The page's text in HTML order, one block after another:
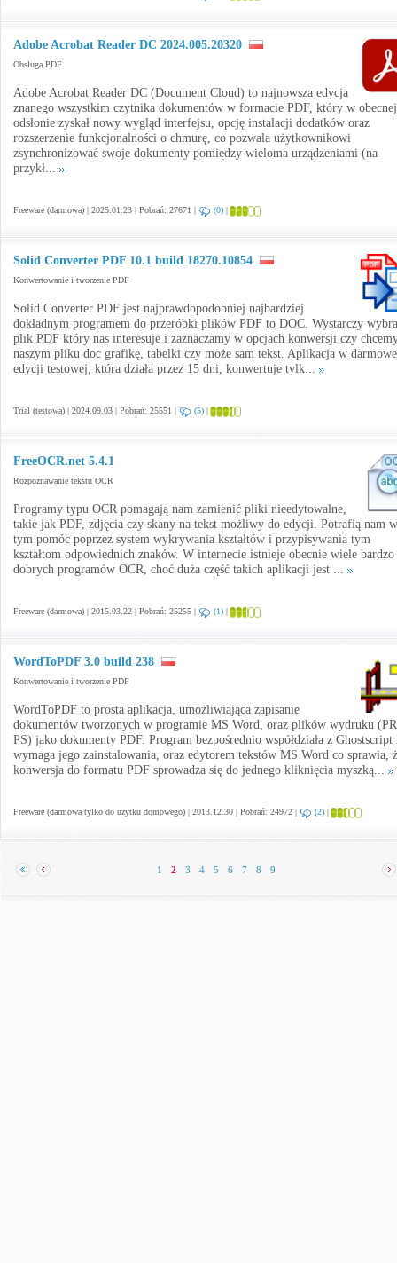
Adobe Acrobat Reader DC 2024.005.20320
Obsługa PDF
Adobe Acrobat Reader DC (Document Cloud) to najnowsza edycja
znanego wszystkim czytnika dokumentów w formacie PDF, który w obecnej
odsłonie zyskał nowy wygląd interfejsu, opcję instalacji dodatków oraz
rozszerzenie funkcjonalności o chmurę, co pozwala użytkownikowi
zsynchronizować swoje dokumenty pomiędzy wieloma urządzeniami (na
przykł...
Freeware (darmowa) | 2025.01.23 | Pobrań: 27671 | (0) |
Solid Converter PDF 10.1 build 18270.10854
Konwertowanie i tworzenie PDF
Solid Converter PDF jest najprawdopodobniej najbardziej
dokładnym programem do przeróbki plików PDF to DOC. Wystarczy
plik PDF który nas interesuje i zaznaczamy w opcjach konwersji czy
naszym pliku doc grafikę, tabelki czy może sam tekst. Aplikacja w
edycji testowej, która działa przez 15 dni, konwertuje tylk...
Trial (testowa) | 2024.09.03 | Pobrań: 25551 | (5) |
FreeOCR.net 5.4.1
Rozpoznawanie tekstu OCR
Programy typu OCR pomagają nam zamienić pliki nieedytowalne,
takie jak PDF, zdjęcia czy skany na tekst możliwy do edycji. Potrafią nam w
tym pomóc poprzez system wykrywania kształtów i przypisywania tym
kształtom odpowiednich znaków. W internecie istnieje obecnie wiele bardzo
dobrych programów OCR, choć duża część takich aplikacji jest ...
Freeware (darmowa) | 2015.03.22 | Pobrań: 25255 | (1) |
WordToPDF 3.0 build 238
Konwertowanie i tworzenie PDF
WordToPDF to prosta aplikacja, umożliwiająca zapisanie
dokumentów tworzonych w programie MS Word, oraz plików wydruku
PS) jako dokumenty PDF. Program bezpośrednio współdziała z Ghostscript
wymaga jego zainstalowania, oraz edytorem tekstów MS Word co sprawia,
konwersja do formatu PDF sprowadza się do jednego kliknięcia myszką...
Freeware (darmowa tylko do użytku domowego) | 2013.12.30 | Pobrań: 24972 | (2) |
1 2 3 4 5 6 7 8 9